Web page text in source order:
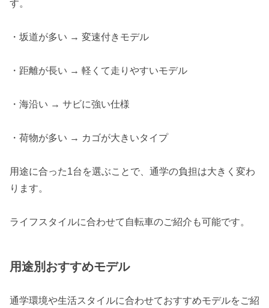
す。
・坂道が多い → 変速付きモデル
・距離が長い → 軽くて走りやすいモデル
・海沿い → サビに強い仕様
・荷物が多い → カゴが大きいタイプ
用途に合った1台を選ぶことで、通学の負担は大きく変わ
ります。
ライフスタイルに合わせて自転車のご紹介も可能です。
用途別おすすめモデル
通学環境や生活スタイルに合わせておすすめモデルをご紹